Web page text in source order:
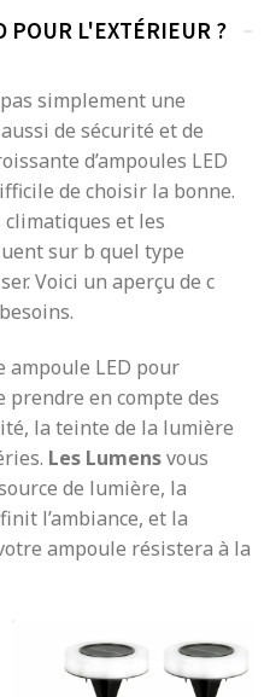
POUR L'EXTÉRIEUR ?
pas simplement une
de sécurité et de
d’ampoules LED
de choisir la bonne.
et les
sur b quel type
Voici un aperçu de c
ampoule LED pour
prendre en compte des
la teinte de la lumière
Les Lumensvous
de lumière, la
l’ambiance, et la
ampoule résistera à la